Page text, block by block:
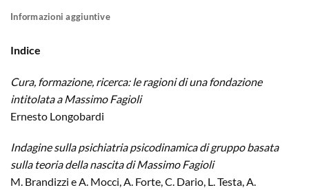
Informazioni aggiuntive
Indice
Cura, formazione, ricerca: le ragioni di una fondazione
intitolata a Massimo Fagioli
Ernesto Longobardi
Indagine sulla psichiatria psicodinamica di gruppo basata
sulla teoria della nascita di Massimo Fagioli
M. Brandizzi e A. Mocci, A. Forte, C. Dario, L. Testa, A.